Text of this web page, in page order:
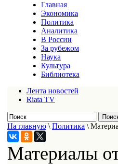
Главная
Экономика
Политика
Аналитика
В России
За рубежом
Наука
Культура
Библиотека
Лента новостей
Riata TV
На главную \ Политика \
Материалы